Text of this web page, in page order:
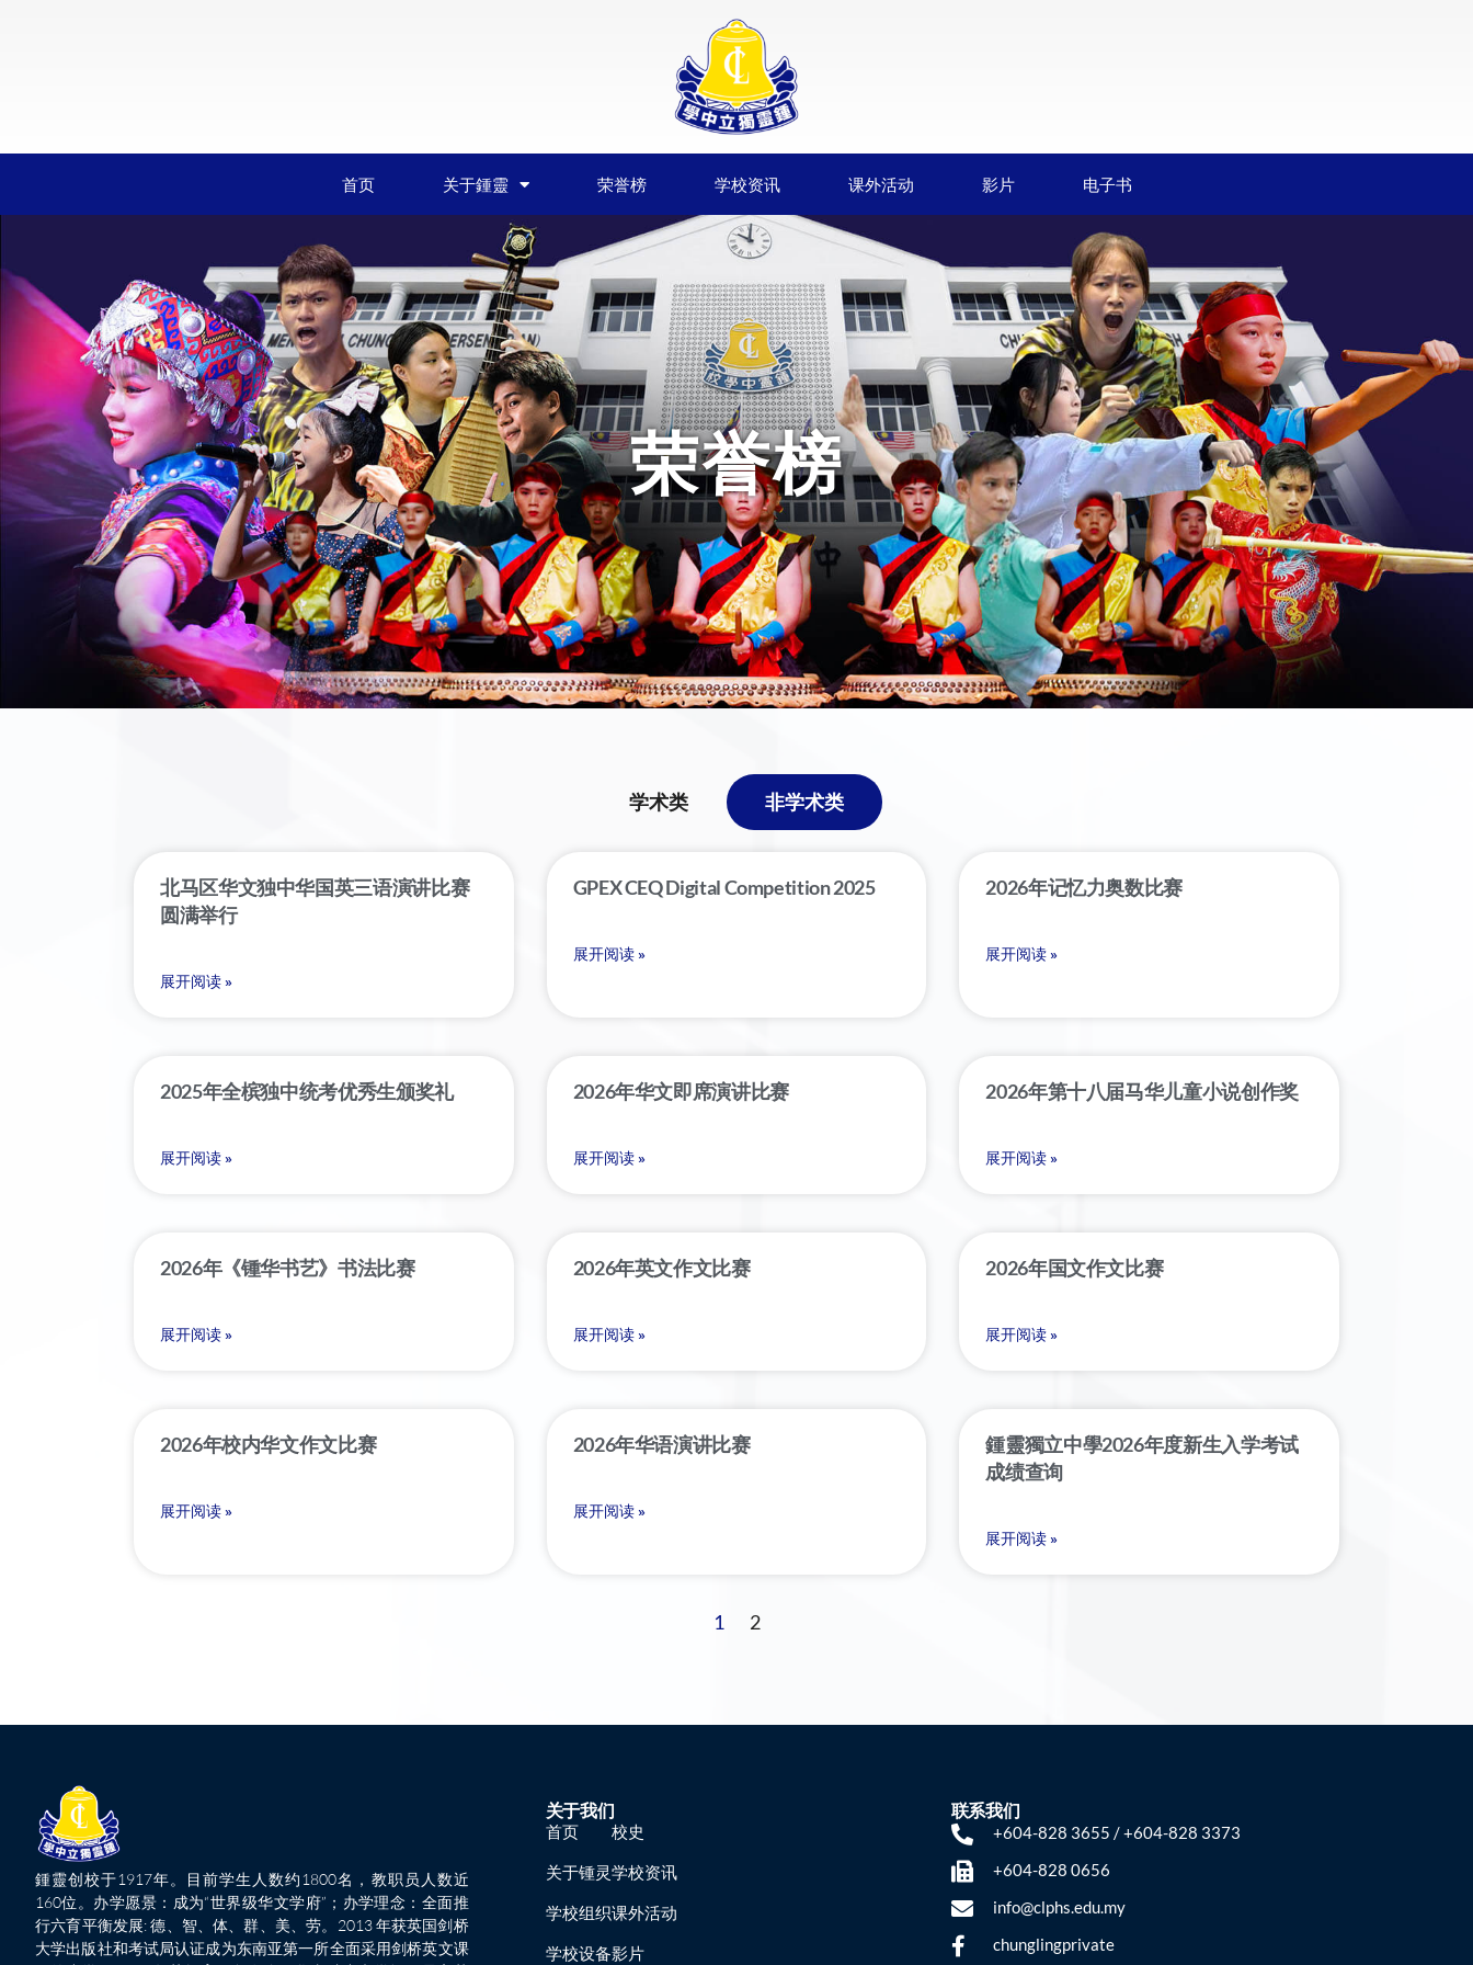
首页 关于鍾靈 荣誉榜 学校资讯 课外活动 影片 电子书
荣誉榜
学术类 非学术类
北马区华文独中华国英三语演讲比赛
圆满举行
展开阅读 »
GPEX CEQ Digital Competition 2025
展开阅读 »
2026年记忆力奥数比赛
展开阅读 »
2025年全槟独中统考优秀生颁奖礼
展开阅读 »
2026年华文即席演讲比赛
展开阅读 »
2026年第十八届马华儿童小说创作奖
展开阅读 »
2026年《锺华书艺》书法比赛
展开阅读 »
2026年英文作文比赛
展开阅读 »
2026年国文作文比赛
展开阅读 »
2026年校内华文作文比赛
展开阅读 »
2026年华语演讲比赛
展开阅读 »
鍾靈獨立中學2026年度新生入学考试
成绩查询
展开阅读 »
1 2
鍾靈创校于1917年。目前学生人数约1800名，教职员人数近
160位。办学愿景：成为“世界级华文学府”；办学理念：全面推
行六育平衡发展: 德、智、体、群、美、劳。2013 年获英国剑桥
大学出版社和考试局认证成为东南亚第一所全面采用剑桥英文课
关于我们
首页
关于锺灵
学校组织
学校设备
校史
学校资讯
课外活动
影片
联系我们
+604-828 3655 / +604-828 3373
+604-828 0656
info@clphs.edu.my
chunglingprivate